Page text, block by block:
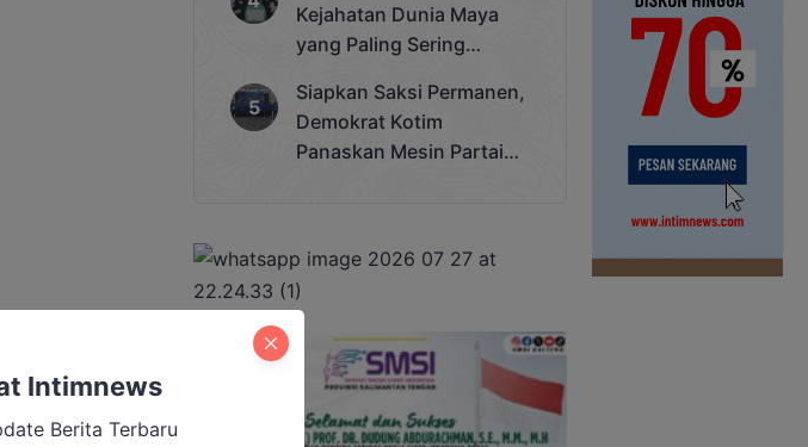
Kejahatan Dunia Maya
yang Paling Sering
Siapkan Saksi Permanen,
Demokrat Kotim
Panaskan Mesin Partai
Intimnews
Berita Terbaru